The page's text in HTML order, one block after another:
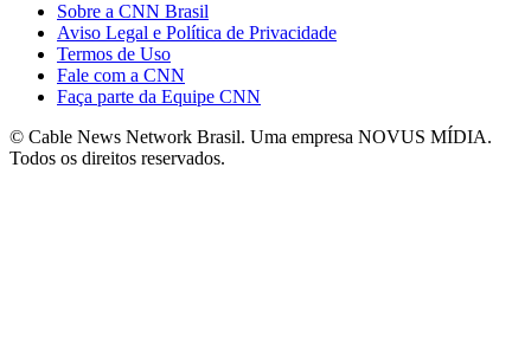
Sobre a CNN Brasil
Aviso Legal e Política de Privacidade
Termos de Uso
Fale com a CNN
Faça parte da Equipe CNN
© Cable News Network Brasil. Uma empresa NOVUS MÍDIA.
Todos os direitos reservados.